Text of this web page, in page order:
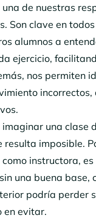
de nuestras
Son clave en
alumnos a
ejercicio,
nos permiten
imaginar una clase
resulta imposible.
instructora,
una buena base,
podría perder
en evitar.